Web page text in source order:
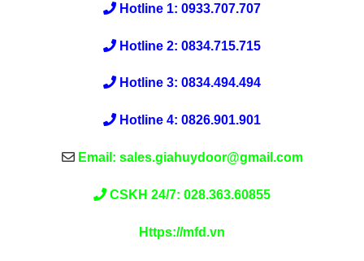
Hotline 1: 0933.707.707
Hotline 2: 0834.715.715
Hotline 3: 0834.494.494
Hotline 4: 0826.901.901
Email: sales.giahuydoor@gmail.com
CSKH 24/7: 028.363.60855
Https://mfd.vn